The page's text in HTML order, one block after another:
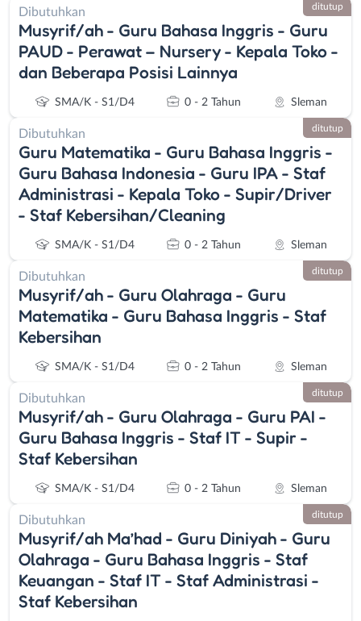
Dibutuhkan
Musyrif/ah - Guru Bahasa Inggris - Guru
PAUD - Perawat – Nursery - Kepala Toko -
dan Beberapa Posisi Lainnya
SMA/K - S1/D4 0 - 2 Tahun Sleman
ditutup
Dibutuhkan
Guru Matematika - Guru Bahasa Inggris -
Guru Bahasa Indonesia - Guru IPA - Staf
Administrasi - Kepala Toko - Supir/Driver
- Staf Kebersihan/Cleaning
SMA/K - S1/D4 0 - 2 Tahun Sleman
ditutup
Dibutuhkan
Musyrif/ah - Guru Olahraga - Guru
Matematika - Guru Bahasa Inggris - Staf
Kebersihan
SMA/K - S1/D4 0 - 2 Tahun Sleman
ditutup
Dibutuhkan
Musyrif/ah - Guru Olahraga - Guru PAI -
Guru Bahasa Inggris - Staf IT - Supir -
Staf Kebersihan
SMA/K - S1/D4 0 - 2 Tahun Sleman
ditutup
Dibutuhkan
Musyrif/ah Ma’had - Guru Diniyah - Guru
Olahraga - Guru Bahasa Inggris - Staf
Keuangan - Staf IT - Staf Administrasi -
Staf Kebersihan
ditutup